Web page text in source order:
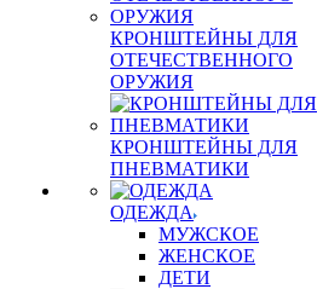
КРОНШТЕЙНЫ ДЛЯ
ОТЕЧЕСТВЕННОГО
ОРУЖИЯ
КРОНШТЕЙНЫ ДЛЯ
ПНЕВМАТИКИ
ОДЕЖДА
МУЖСКОЕ
ЖЕНСКОЕ
ДЕТИ